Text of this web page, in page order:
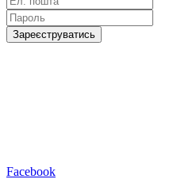
Зареєструватись
Facebook